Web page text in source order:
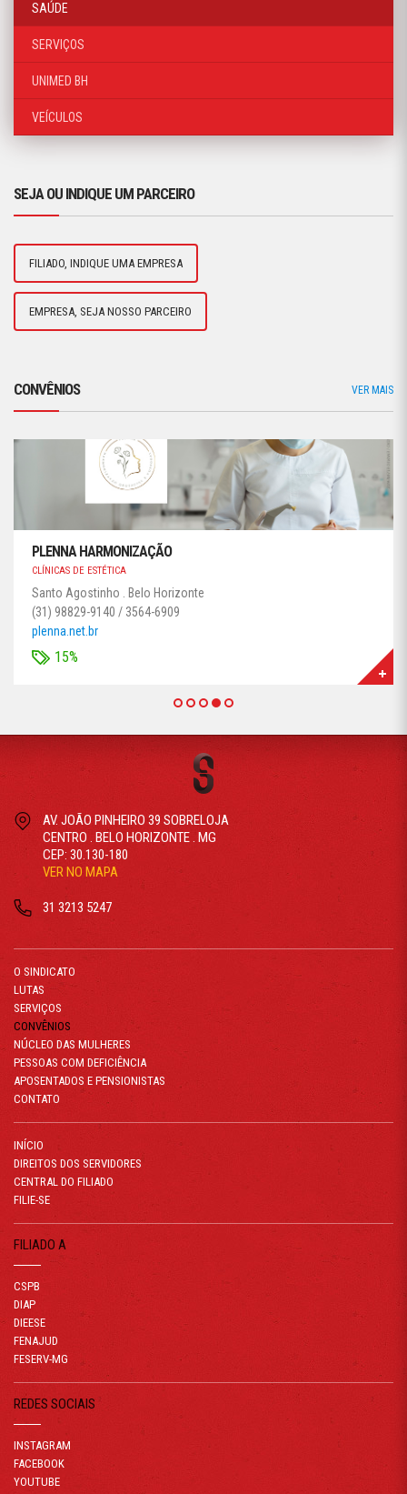
SAÚDE
SERVIÇOS
UNIMED BH
VEÍCULOS
SEJA OU INDIQUE UM PARCEIRO
FILIADO, INDIQUE UMA EMPRESA
EMPRESA, SEJA NOSSO PARCEIRO
CONVÊNIOS VER MAIS
PLENNA HARMONIZAÇÃO
CLÍNICAS DE ESTÉTICA
Santo Agostinho . Belo Horizonte
(31) 98829-9140 / 3564-6909
plenna.net.br
15%
AV. JOÃO PINHEIRO 39 SOBRELOJA
CENTRO . BELO HORIZONTE . MG
CEP: 30.130-180
VER NO MAPA
31 3213 5247
O SINDICATO
LUTAS
SERVIÇOS
CONVÊNIOS
NÚCLEO DAS MULHERES
PESSOAS COM DEFICIÊNCIA
APOSENTADOS E PENSIONISTAS
CONTATO
INÍCIO
DIREITOS DOS SERVIDORES
CENTRAL DO FILIADO
FILIE-SE
FILIADO A
CSPB
DIAP
DIEESE
FENAJUD
FESERV-MG
REDES SOCIAIS
INSTAGRAM
FACEBOOK
YOUTUBE